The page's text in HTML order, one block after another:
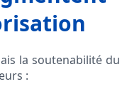
la soutenabilité du
: